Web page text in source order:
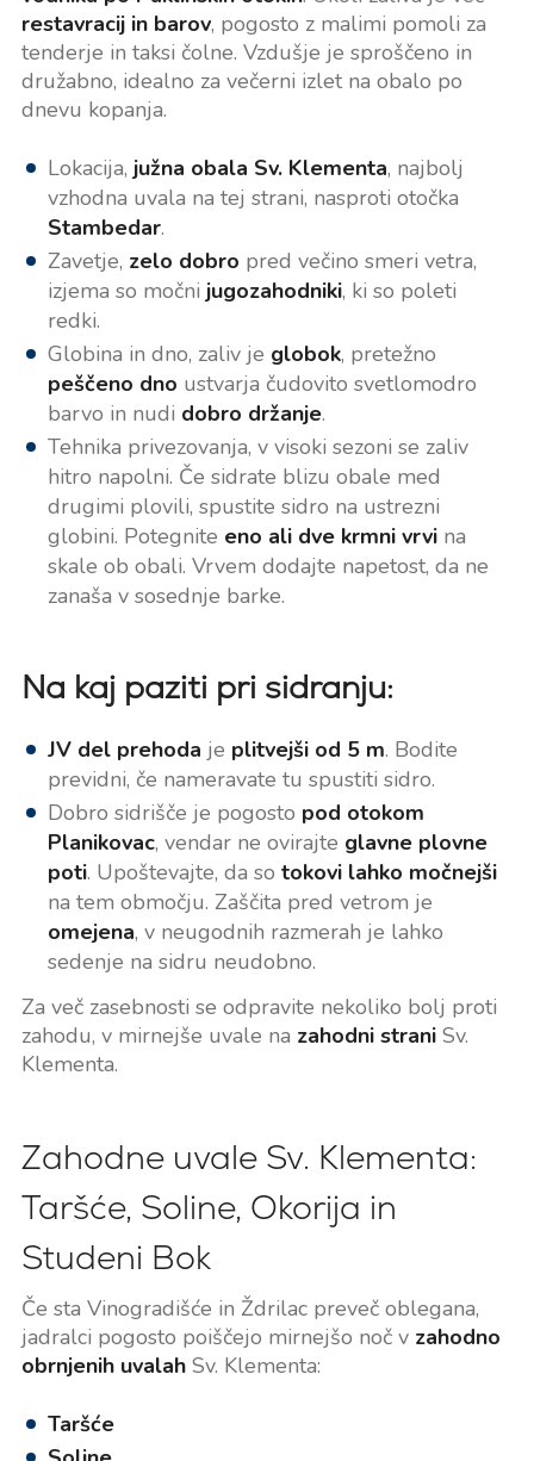
restavracij in barov, pogosto z malimi pomoli za
tenderje in taksi čolne. Vzdušje je sproščeno in
družabno, idealno za večerni izlet na obalo po
dnevu kopanja.
Lokacija, južna obala Sv. Klementa, najbolj
vzhodna uvala na tej strani, nasproti otočka
Stambedar.
Zavetje, zelo dobro pred večino smeri vetra,
izjema so močni jugozahodniki, ki so poleti
redki.
Globina in dno, zaliv je globok, pretežno
peščeno dno ustvarja čudovito svetlomodro
barvo in nudi dobro držanje.
Tehnika privezovanja, v visoki sezoni se zaliv
hitro napolni. Če sidrate blizu obale med
drugimi plovili, spustite sidro na ustrezni
globini. Potegnite eno ali dve krmni vrvina
skale ob obali. Vrvem dodajte napetost, da ne
zanaša v sosednje barke.
Na kaj paziti pri sidranju:
JV del prehoda je plitvejši od 5 m. Bodite
previdni, če nameravate tu spustiti sidro.
Dobro sidrišče je pogosto pod otokom
Planikovac, vendar ne ovirajte glavne plovne
poti. Upoštevajte, da so tokovi lahko močnejši
na tem območju. Zaščita pred vetrom je
omejena, v neugodnih razmerah je lahko
sedenje na sidru neudobno.
Za več zasebnosti se odpravite nekoliko bolj proti
zahodu, v mirnejše uvale na zahodni straniSv.
Klementa.
Zahodne uvale Sv. Klementa:
Taršće, Soline, Okorija in
Studeni Bok
Če sta Vinogradišće in Ždrilac preveč oblegana,
jadralci pogosto poiščejo mirnejšo noč v zahodno
obrnjenih uvalahSv. Klementa:
Taršće